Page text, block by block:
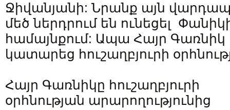
Ջիվանյանի: Նրանք այն
մեծ ներդրում են ունեցել
համայնքում: Ապա Հայր Գառնիկ
կատարեց հուշաղբյուրի
Հայր Գառնիկը հուշաղբյուրի
օրհնության արարողությունից